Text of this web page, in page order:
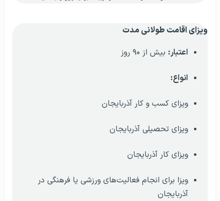
ویزای اقامت طولانی مدت
اعتبار: بیش از ۹۰ روز
انواع:
ویزای کسب و کار آذربایجان
ویزای تحصیلی آذربایجان
ویزای کار آذربایجان
ویزا برای انجام فعالیت‌های ورزشی یا فرهنگی در
آذربایجان